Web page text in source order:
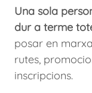
Una sola
dur a terme
posar en
rutes,
inscripcions.